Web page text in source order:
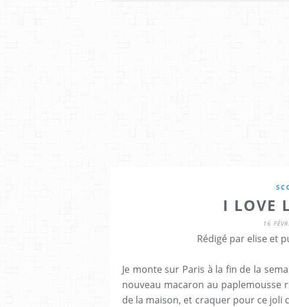
I LOVE
16
Rédigé par elise et
Je monte sur Paris à la fin de la
nouveau macaron au paplemousse
de la maison, et craquer pour ce joli